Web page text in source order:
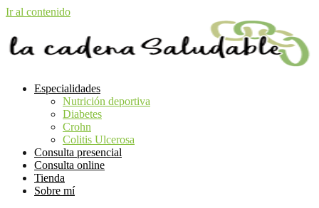
Ir al contenido
Especialidades
Nutrición deportiva
Diabetes
Crohn
Colitis Ulcerosa
Consulta presencial
Consulta online
Tienda
Sobre mí